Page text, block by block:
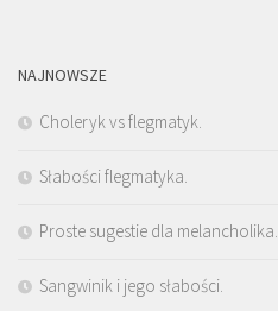
NAJNOWSZE
Choleryk vs flegmatyk.
Słabości flegmatyka.
Proste sugestie dla melancholika.
Sangwinik i jego słabości.